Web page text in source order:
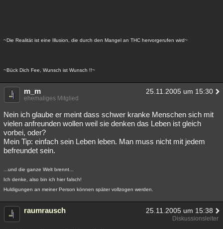
~Die Realität ist eine Illusion, die durch den Mangel an THC hervorgerufen wird~
~Bück Dich Fee, Wunsch ist Wunsch !!~
m_m 25.11.2005 um 15:30
ehemaliges Mitglied
Nein ich glaube er meint dass schwer kranke Menschen sich mit
vielen anfreunden wollen weil sie denken das Leben ist gleich
vorbei, oder?
Mein Tip: einfach sein Leben leben. Man muss nicht mit jedem
befreundet sein.
...und die ganze Welt brennt...
Ich denke, also bin ich hier falsch!
Huldigungen an meiner Person können später vollzogen werden.
raumrausch 25.11.2005 um 15:38
Diskussionsleiter